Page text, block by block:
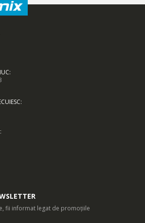
:
:
:
fii informat legat de promoțiile